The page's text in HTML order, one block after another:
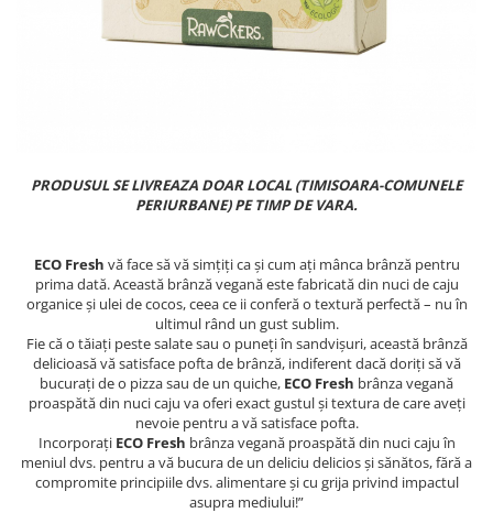
HEALTHY SNACKS
SUPERALIMENTE
TOATE PRODUSELE
PRODUSUL SE LIVREAZA DOAR LOCAL (TIMISOARA-COMUNELE
PERIURBANE) PE TIMP DE VARA.
ECO Fresh vă face să vă simțiți ca și cum ați mânca brânză pentru
prima dată. Această brânză vegană este fabricată din nuci de caju
organice și ulei de cocos, ceea ce ii conferă o textură perfectă – nu în
ultimul rând un gust sublim.
Fie că o tăiați peste salate sau o puneți în sandvișuri, această brânză
delicioasă vă satisface pofta de brânză, indiferent dacă doriți să vă
bucurați de o pizza sau de un quiche, ECO Fresh brânza vegană
proaspătă din nuci caju va oferi exact gustul și textura de care aveți
nevoie pentru a vă satisface pofta.
Incorporați ECO Fresh brânza vegană proaspătă din nuci caju în
meniul dvs. pentru a vă bucura de un deliciu delicios și sănătos, fără a
compromite principiile dvs. alimentare și cu grija privind impactul
asupra mediului!”